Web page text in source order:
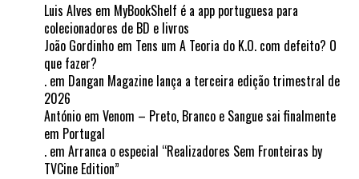
Luis Alves em MyBookShelf é a app portuguesa para
colecionadores de BD e livros
João Gordinho em Tens um A Teoria do K.O. com defeito? O
que fazer?
. em Dangan Magazine lança a terceira edição trimestral de
2026
António em Venom – Preto, Branco e Sangue sai finalmente
em Portugal
. em Arranca o especial “Realizadores Sem Fronteiras by
TVCine Edition”